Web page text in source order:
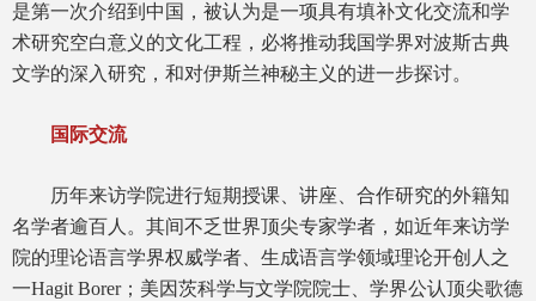
是第一次介绍到中国，被认为是一项具有填补文化交流和学
术研究空白意义的文化工程，必将推动我国学界对波斯古典
文学的深入研究，和对伊斯兰神秘主义的进一步探讨。
国际交流
历年来访学院进行短期授课、讲座、合作研究的外籍知
名学者逾百人。其间不乏世界顶尖专家学者，如近年来访学
院的理论语言学界权威学者、生成语言学领域理论开创人之
一Hagit Borer；美因茨科学与文学院院士、学界公认顶尖歌德